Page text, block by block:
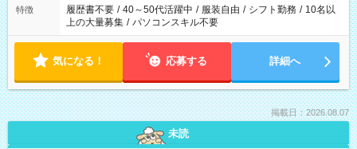
ません
特徴 履歴書不要 / 40～50代活躍中 / 服装自由 / シフト勤務 / 10名以
上の大量募集 / パソコンスキル不要
気になる！ 応募する 詳細へ
掲載日：2026.08.07
未読